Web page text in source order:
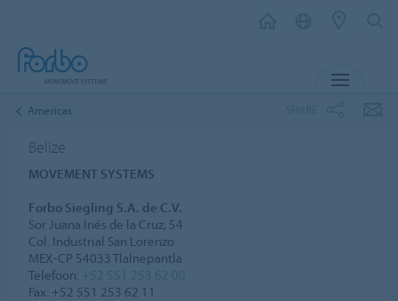
Americas
Belize
MOVEMENT SYSTEMS
Forbo Siegling S.A. de C.V.
Sor Juana Inés de la Cruz, 54
Col. Industrial San Lorenzo
MEX-CP 54033 Tlalnepantla
Telefoon:
Fax: +52 551 253 62 11